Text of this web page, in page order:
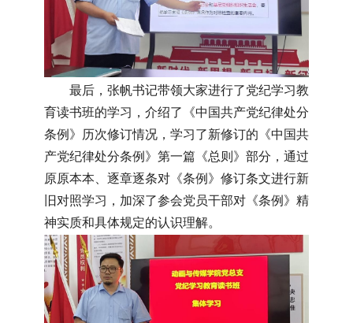
最后，张帆书记带领大家进行了党纪学习教
育读书班的学习，介绍了《中国共产党纪律处分
条例》历次修订情况，学习了新修订的《中国共
产党纪律处分条例》第一篇《总则》部分，通过
原原本本、逐章逐条对《条例》修订条文进行新
旧对照学习，加深了参会党员干部对《条例》精
神实质和具体规定的认识理解。